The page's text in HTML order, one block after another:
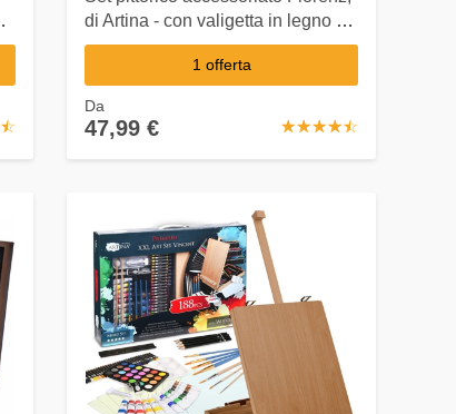
☆
★
di Artina - con valigetta in legno –
28 pezzi: cavalletto e tela inclusi
1 offerta
☆☆☆☆☆
★★★★★
Da
47,99 €